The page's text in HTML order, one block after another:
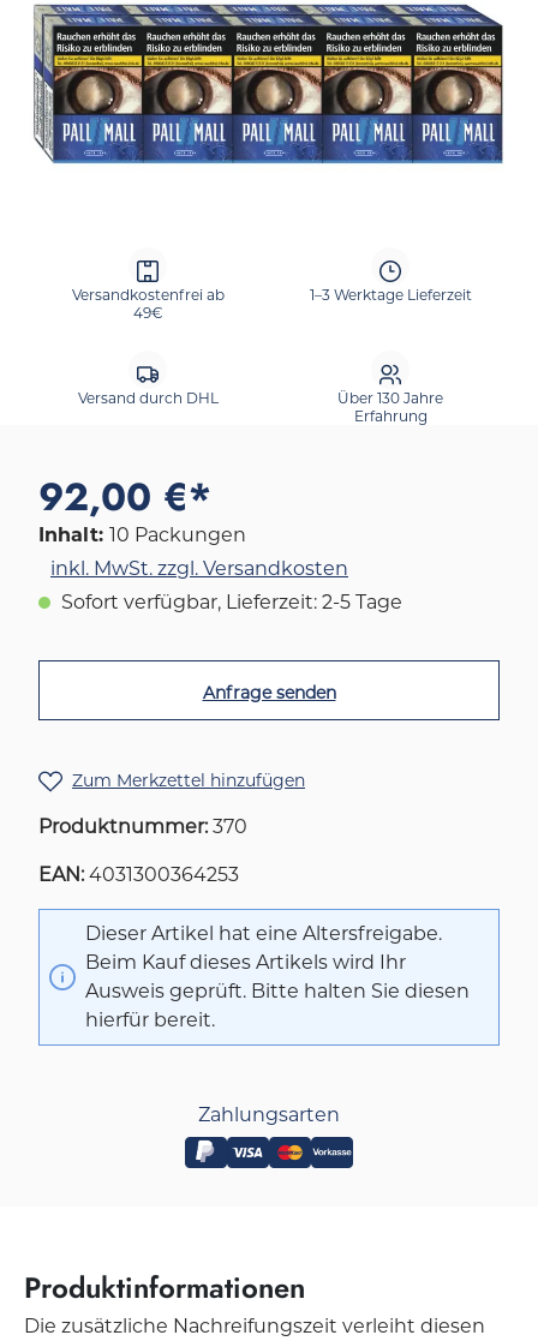
Versandkostenfrei ab
49€
1–3 Werktage Lieferzeit
Versand durch DHL
Über 130 Jahre
Erfahrung
92,00 €*
Inhalt: 10 Packungen
inkl. MwSt. zzgl. Versandkosten
Sofort verfügbar, Lieferzeit: 2-5 Tage
Anfrage senden
Zum Merkzettel hinzufügen
Produktnummer: 370
EAN: 4031300364253
Dieser Artikel hat eine Altersfreigabe.
Beim Kauf dieses Artikels wird Ihr
Ausweis geprüft. Bitte halten Sie diesen
hierfür bereit.
Zahlungsarten
Produktinformationen
Die zusätzliche Nachreifungszeit verleiht diesen